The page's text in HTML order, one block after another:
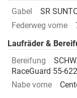
Gabel
SR
Federweg vorne
Laufräder &
Bereifung
RaceGuard 55-
Nabe vorne